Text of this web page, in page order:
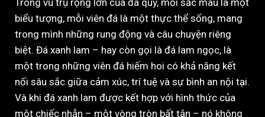
Trong vũ trụ rộng lớn của đá quý, mỗi sắc màu là một
biểu tượng, mỗi viên đá là một thực thể sống, mang
trong mình những rung động và câu chuyện riêng
biệt. Đá xanh lam – hay còn gọi là đá lam ngọc, là
một trong những viên đá hiếm hoi có khả năng kết
nối sâu sắc giữa cảm xúc, trí tuệ và sự bình an nội tại.
Và khi đá xanh lam được kết hợp với hình thức của
một chiếc nhẫn – một vòng tròn bất tận – nó không